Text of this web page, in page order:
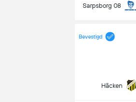
Sarpsborg 08
Bevestigd
Häcken